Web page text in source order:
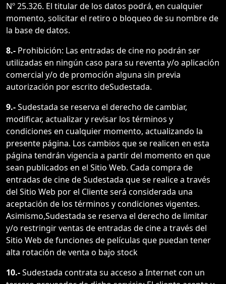
Nº 25.326. El titular de los datos podrá, en cualquier
momento, solicitar el retiro o bloqueo de su nombre de
la base de datos.
8.- Prohibición: Las entradas de cine no podrán ser
utilizadas en ningún caso para su reventa y/o aplicación
comercial y/o de promoción alguna sin previa
autorización por escrito deSudestada.
9.-Sudestada se reserva el derecho de cambiar,
modificar, actualizar y revisar los términos y
condiciones en cualquier momento, actualizando la
presente página. Los cambios que se realicen en esta
página tendrán vigencia a partir del momento en que
sean publicados en el Sitio Web. Cada compra de
entradas de cine de Sudestada que se realice a través
del Sitio Web por el Cliente será considerada una
aceptación de los términos y condiciones vigentes.
Asimismo,Sudestada se reserva el derecho de limitar
y/o restringir ventas de entradas de cine a través del
Sitio Web de funciones de películas que puedan tener
alta rotación de venta o bajo stock
10.-Sudestada contrata su acceso a Internet con un